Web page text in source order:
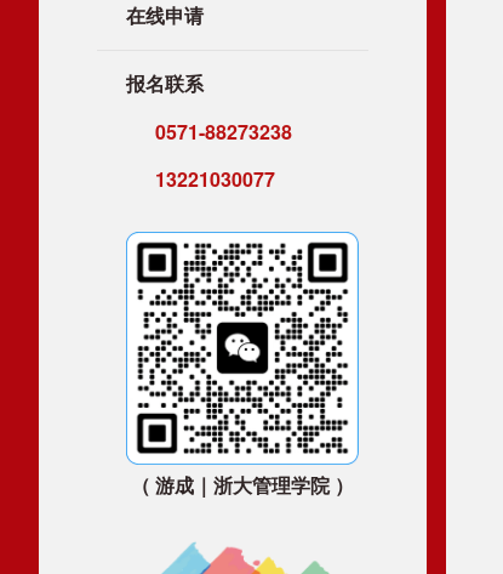
在线申请
报名联系
0571-88273238
13221030077
（ 游成｜浙大管理学院 ）